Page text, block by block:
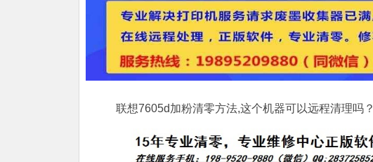
联想7605d加粉清零方法,这个机器可以远程清理吗？